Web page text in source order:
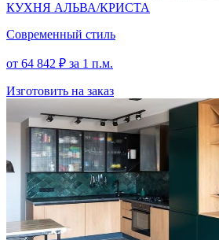
КУХНЯ АЛЬВА/КРИСТА
Современный стиль
от 64 842 ₽ за 1 п.м.
Изготовить на заказ